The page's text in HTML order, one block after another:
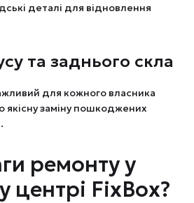
деталі для відновлення
та заднього скла
для кожного власника
заміну пошкоджених
ремонту у
центрі FixBox?